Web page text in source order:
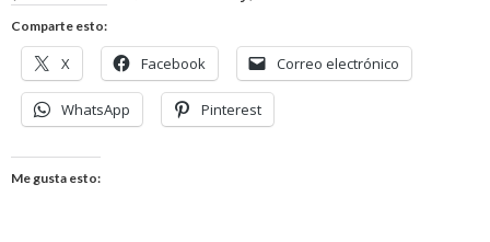
Comparte esto:
X Facebook Correo electrónico
WhatsApp Pinterest
Me gusta esto: